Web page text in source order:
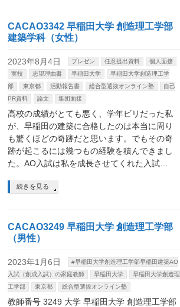
CACAO3342 早稲田大学 創造理工学部
建築学科（女性）
2023年8月4日 プレゼン 任意提出資料
個人面接
実技
志望理由書 早稲田大学
早稲田大学創造理工学
部
東京都 活動報告書 総合型選抜オンライン塾
自己
PR資料
論文 集団面接
高校の成績がとても悪く、学年ビリだった私
が、早稲田の建築に合格したのは本当に周り
も驚くほどの奇跡だと思います。でもその奇
跡が起こるには幾つもの経験を積んできまし
た。AO入試は私を成長させてくれた入試…
続きを見る
CACAO3249 早稲田大学 創造理工学部
（男性）
2023年1月6日
#早稲田大学創造理工学部早稲田建築AO
入試（創成入試）の家庭教師
早稲田大学
早稲田大学創造理
工学部
東京都 総合型選抜オンライン塾
教師番号 3249 大学 早稲田大学 創造理工学部